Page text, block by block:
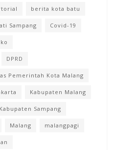
berita kota batu
Sampang Covid-19
DPRD
Pemerintah Kota Malang
Kabupaten Malang
Kabupaten Sampang
Malang malangpagi